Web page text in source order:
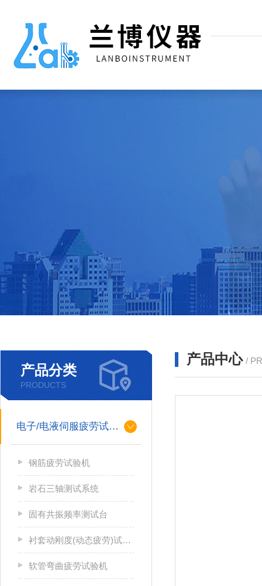
产品分类
PRODUCTS
电子/电液伺服疲劳试验机
钢筋疲劳试验机
岩石三轴测试系统
固有共振频率测试台
衬套动刚度(动态疲劳)试验机
软管弯曲疲劳试验机
产品中心 /